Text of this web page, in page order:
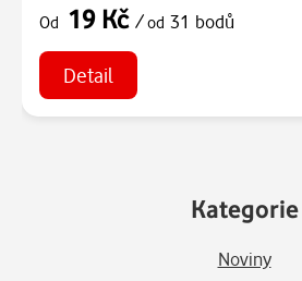
Od 19 Kč /od 31 bodů
Detail
Kategorie
Noviny